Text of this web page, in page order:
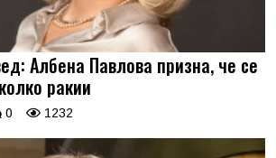
Албена Павлова призна, че се
ракии
0 1232